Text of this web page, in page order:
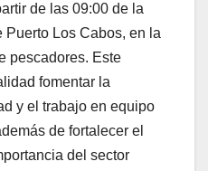
de las 09:00 de la
Puerto Los Cabos, en la
pescadores. Este
fomentar la
y el trabajo en equipo
de fortalecer el
del sector